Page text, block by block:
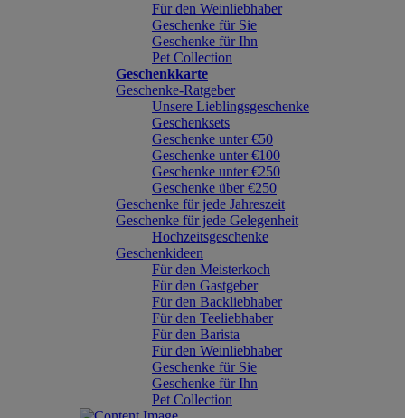
Für den Weinliebhaber
Geschenke für Sie
Geschenke für Ihn
Pet Collection
Geschenkkarte
Geschenke-Ratgeber
Unsere Lieblingsgeschenke
Geschenksets
Geschenke unter €50
Geschenke unter €100
Geschenke unter €250
Geschenke über €250
Geschenke für jede Jahreszeit
Geschenke für jede Gelegenheit
Hochzeitsgeschenke
Geschenkideen
Für den Meisterkoch
Für den Gastgeber
Für den Backliebhaber
Für den Teeliebhaber
Für den Barista
Für den Weinliebhaber
Geschenke für Sie
Geschenke für Ihn
Pet Collection